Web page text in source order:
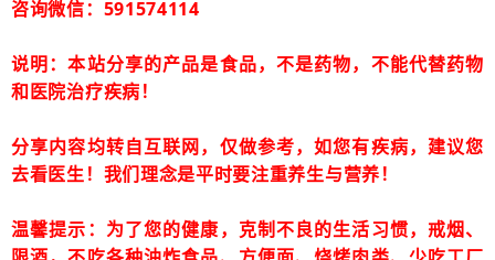
咨询微信：591574114
说明：本站分享的产品是食品，不是药物，不能代替药物
和医院治疗疾病！
分享内容均转自互联网，仅做参考，如您有疾病，建议您
去看医生！我们理念是平时要注重养生与营养！
温馨提示：为了您的健康，克制不良的生活习惯，戒烟、